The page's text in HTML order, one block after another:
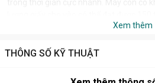
Tốc độ in nhanh
Nhanh chóng có kết quả in với chất
Xem thêm
THÔNG SỐ KỸ THUẬT